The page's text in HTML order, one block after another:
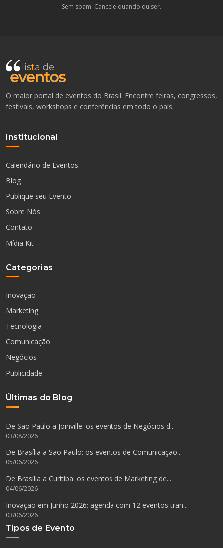
Sem spam. Cancele quando quiser.
O maior portal de eventos do Brasil. Encontre feiras, congressos,
festivais, workshops e conferências em todo o país.
Institucional
Calendário de Eventos
Blog
Publique seu Evento
Sobre Nós
Contato
Mídia Kit
Categorias
Inovação
Marketing
Tecnologia
Comunicação
Negócios
Publicidade
Últimas do Blog
De São Paulo a Joinville: os eventos de Negócios d...
03/08/2026
De Brasília a São Paulo: os eventos de Comunicação...
05/06/2026
De Brasília a Curitiba: os eventos de Marketing de...
04/06/2026
Inovação em Junho 2026: agenda com 12 eventos tran...
03/06/2026
Tipos de Evento